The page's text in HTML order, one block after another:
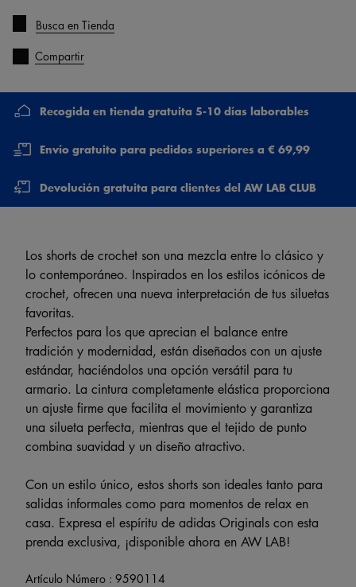
Busca en Tienda
Compartir
Recogida en tienda gratuita 5-10 días laborables
Envío gratuito para pedidos superiores a € 69,99
Devolución gratuita para clientes del AW LAB CLUB
Los shorts de crochet son una mezcla entre lo clásico y
lo contemporáneo. Inspirados en los estilos icónicos de
crochet, ofrecen una nueva interpretación de tus siluetas
favoritas.
Perfectos para los que aprecian el balance entre
tradición y modernidad, están diseñados con un ajuste
estándar, haciéndolos una opción versátil para tu
armario. La cintura completamente elástica proporciona
un ajuste firme que facilita el movimiento y garantiza
una silueta perfecta, mientras que el tejido de punto
combina suavidad y un diseño atractivo.
Con un estilo único, estos shorts son ideales tanto para
salidas informales como para momentos de relax en
casa. Expresa el espíritu de adidas Originals con esta
prenda exclusiva, ¡disponible ahora en AW LAB!
Artículo Número : 9590114